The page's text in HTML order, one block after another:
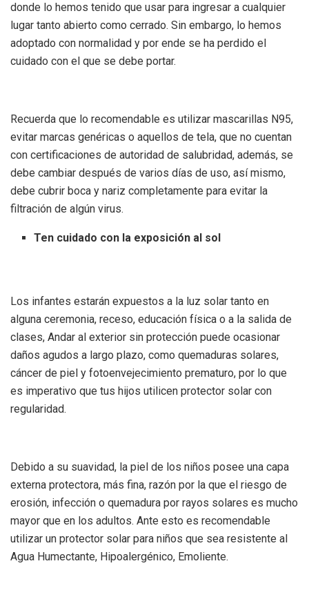
donde lo hemos tenido que usar para ingresar a cualquier
lugar tanto abierto como cerrado. Sin embargo, lo hemos
adoptado con normalidad y por ende se ha perdido el
cuidado con el que se debe portar.
Recuerda que lo recomendable es utilizar mascarillas N95,
evitar marcas genéricas o aquellos de tela, que no cuentan
con certificaciones de autoridad de salubridad, además, se
debe cambiar después de varios días de uso, así mismo,
debe cubrir boca y nariz completamente para evitar la
filtración de algún virus.
Ten cuidado con la exposición al sol
Los infantes estarán expuestos a la luz solar tanto en
alguna ceremonia, receso, educación física o a la salida de
clases, Andar al exterior sin protección puede ocasionar
daños agudos a largo plazo, como quemaduras solares,
cáncer de piel y fotoenvejecimiento prematuro, por lo que
es imperativo que tus hijos utilicen protector solar con
regularidad.
Debido a su suavidad, la piel de los niños posee una capa
externa protectora, más fina, razón por la que el riesgo de
erosión, infección o quemadura por rayos solares es mucho
mayor que en los adultos. Ante esto es recomendable
utilizar un protector solar para niños que sea resistente al
Agua Humectante, Hipoalergénico, Emoliente.